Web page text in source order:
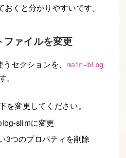
くと分かりやすいです。
ァイルを変更
セクションを、
main-blog
。
変更してください。
slimに変更
3つのプロパティを削除